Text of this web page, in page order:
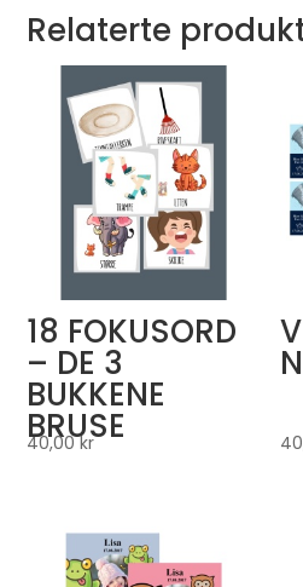
Relaterte
18 FOKUSORD
– DE 3
BUKKENE
BRUSE
40,00kr